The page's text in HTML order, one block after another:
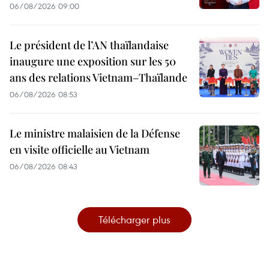
06/08/2026 09:00
Le président de l’AN thaïlandaise
inaugure une exposition sur les 50
ans des relations Vietnam–Thaïlande
06/08/2026 08:53
Le ministre malaisien de la Défense
en visite officielle au Vietnam
06/08/2026 08:43
Télécharger plus